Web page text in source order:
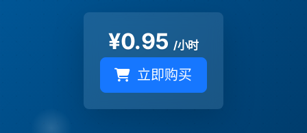
¥0.95 /小时
立即购买